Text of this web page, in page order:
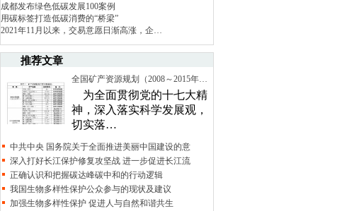
成都发布绿色低碳发展100案例
用碳标签打造低碳消费的“桥梁”
2021年11月以来，交易意愿日渐高涨，企…
推荐文章
全国矿产资源规划（2008～2015年…
为全面贯彻党的十七大精
神，深入落实科学发展观，
切实落…
中共中央 国务院关于全面推进美丽中国建设的意
深入打好长江保护修复攻坚战 进一步促进长江流
正确认识和把握碳达峰碳中和的行动逻辑
我国生物多样性保护公众参与的现状及建议
加强生物多样性保护 促进人与自然和谐共生